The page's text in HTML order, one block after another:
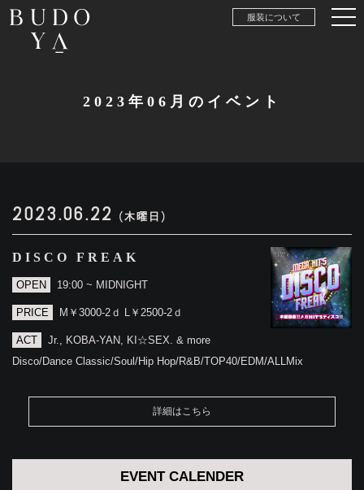
服装について
2023年06月のイベント
2023.06.22 (木曜日)
DISCO FREAK
OPEN 19:00 ~ MIDNIGHT
PRICE M￥3000-2ｄ L￥2500-2ｄ
ACT
Jr., KOBA-YAN, KI☆SEX. & more
Disco/Dance Classic/Soul/Hip Hop/R&B/TOP40/EDM/ALLMix
詳細はこちら
EVENT CALENDER